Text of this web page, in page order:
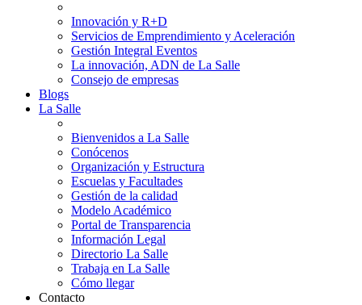
Innovación y R+D
Servicios de Emprendimiento y Aceleración
Gestión Integral Eventos
La innovación, ADN de La Salle
Consejo de empresas
Blogs
La Salle
Bienvenidos a La Salle
Conócenos
Organización y Estructura
Escuelas y Facultades
Gestión de la calidad
Modelo Académico
Portal de Transparencia
Información Legal
Directorio La Salle
Trabaja en La Salle
Cómo llegar
Contacto